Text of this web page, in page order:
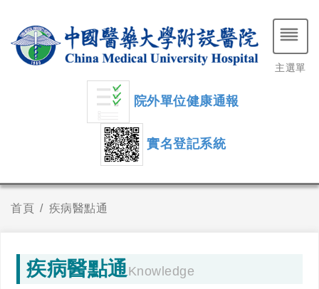
院外單位健康通報
實名登記系統
主選單
首頁 疾病醫點通
疾病醫點通 Knowledge